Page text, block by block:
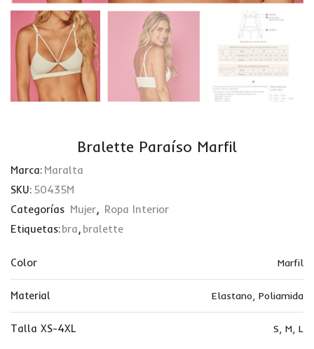
Bralette Paraíso Marfil
Marca: Maralta
SKU: 50435M
Categorías Mujer, Ropa Interior
Etiquetas:bra, bralette
Color Marfil
Material Elastano, Poliamida
Talla XS-4XL S, M, L